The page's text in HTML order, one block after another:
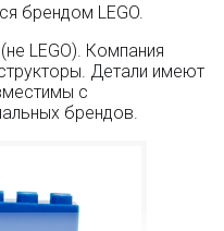
брендом LEGO.
LEGO). Компания
Детали имеют
с
брендов.